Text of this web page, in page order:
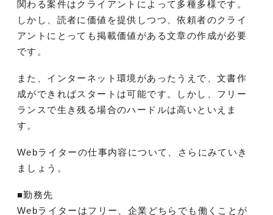
関わる案件はクライアントによって多種多様です。
しかし、読者に価値を提供しつつ、依頼者のクライ
アントにとっても掲載価値がある文章の作成が必要
です。
また、インターネット環境があったうえで、文書作
成ができればスタートは可能です。しかし、フリー
ランスで生き残る場合のハードルは高いといえま
す。
Webライターの仕事内容について、さらにみていき
ましょう。
■勤務先
Webライターはフリー、企業どちらでも働くことが